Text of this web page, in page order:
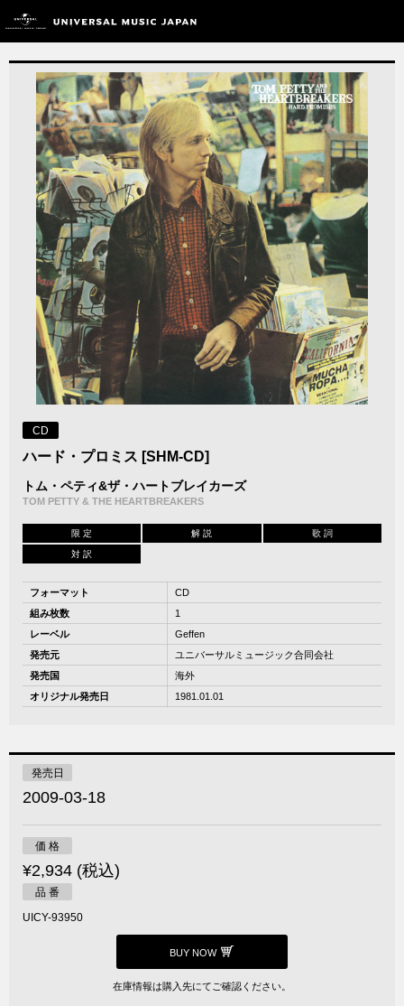
CD
ハード・プロミス [SHM-CD]
トム・ペティ&ザ・ハートブレイカーズ
TOM PETTY & THE HEARTBREAKERS
限 定 解 説 歌 詞
対 訳
フォーマット
CD
組み枚数
1
レーベル
Geffen
発売元
ユニバーサルミュージック合同会社
発売国
海外
オリジナル発売日
1981.01.01
発売日
2009-03-18
価 格
¥2,934 (税込)
品 番
UICY-93950
BUY NOW
在庫情報は購入先にてご確認ください。